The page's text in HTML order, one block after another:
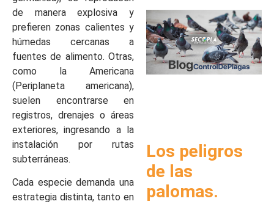
de manera explosiva y
prefieren zonas calientes y
húmedas cercanas a
fuentes de alimento. Otras,
como la Americana
(Periplaneta americana),
suelen encontrarse en
registros, drenajes o áreas
exteriores, ingresando a la
instalación por rutas
subterráneas.
Cada especie demanda una
estrategia distinta, tanto en
Los peligros
de las
palomas.